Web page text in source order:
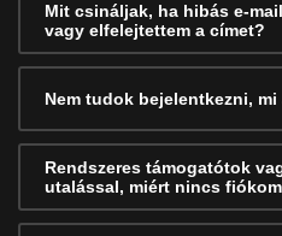
Mit csináljak, ha hibás e-
vagy elfelejtettem a címet?
Nem tudok bejelentkezni, mi
Rendszeres támogatótok
utalással, miért nincs